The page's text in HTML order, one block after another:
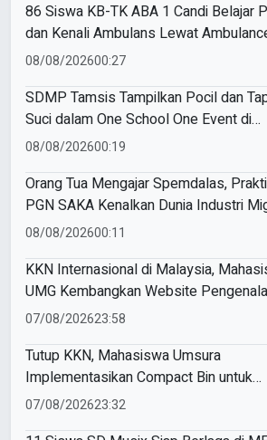
86 Siswa KB-TK ABA 1 Candi Belajar
dan Kenali Ambulans Lewat
Goes to Schools
08/08/202600:27
SDMP Tamsis Tampilkan Pocil dan
Suci dalam One School One Event di
Mojokerto
08/08/202600:19
Orang Tua Mengajar Spemdalas,
PGN SAKA Kenalkan Dunia Industri
08/08/202600:11
KKN Internasional di Malaysia,
UMG Kembangkan Website
Budaya Indonesia
07/08/202623:58
Tutup KKN, Mahasiswa Umsura
Implementasikan Compact Bin untuk
Sampah Anorganik di Ketabang
07/08/202623:32